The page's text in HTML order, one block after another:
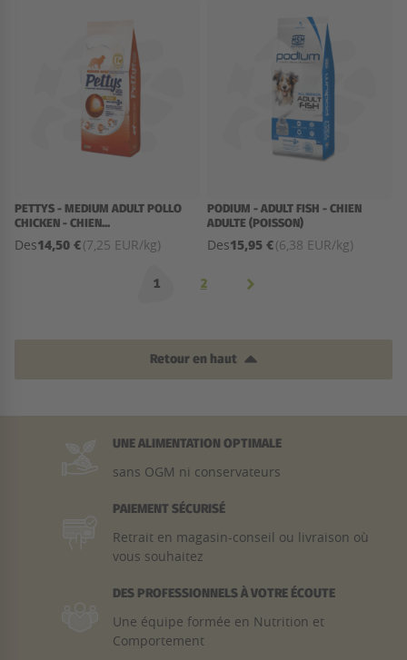
PETTYS - MEDIUM ADULT POLLO
CHICKEN - CHIEN...
Des14,50 €(7,25 EUR/kg)
PODIUM - ADULT FISH - CHIEN
ADULTE (POISSON)
Des15,95 €(6,38 EUR/kg)
1 2
Retour en haut
UNE ALIMENTATION OPTIMALE
sans OGM ni conservateurs
PAIEMENT SÉCURISÉ
Retrait en magasin-conseil ou livraison où
vous souhaitez
DES PROFESSIONNELS À VOTRE ÉCOUTE
Une équipe formée en Nutrition et
Comportement